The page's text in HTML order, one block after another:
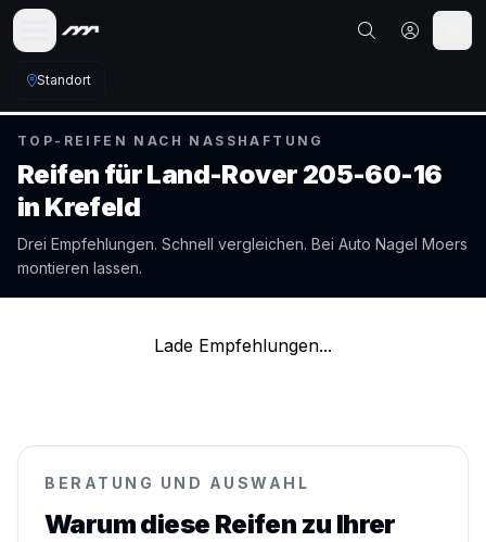
Standort
TOP-REIFEN NACH NASSHAFTUNG
Reifen fürLand-Rover 205-60-16
in Krefeld
Drei Empfehlungen. Schnell vergleichen. Bei Auto Nagel Moers
montieren lassen.
Lade Empfehlungen...
BERATUNG UND AUSWAHL
Warum diese Reifen zu Ihrer